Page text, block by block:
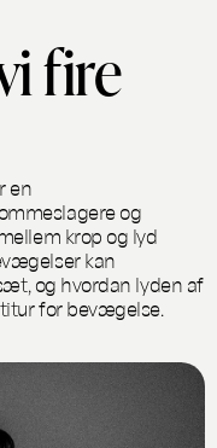
fire
en
og
krop og lyd
kan
og hvordan lyden af
for bevægelse.